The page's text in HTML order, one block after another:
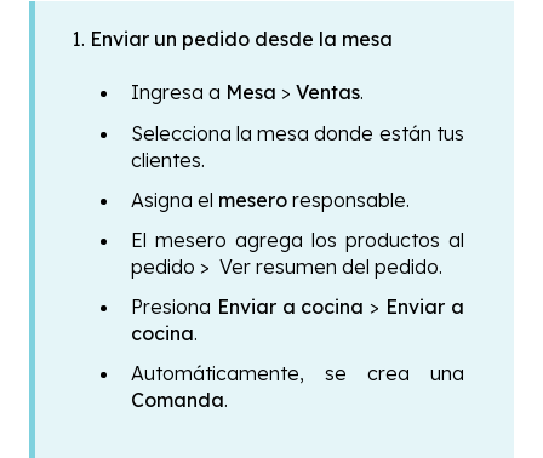
1. Enviar un pedido desde la mesa
Ingresa a Mesa > Ventas.
Selecciona la mesa donde están tus
clientes.
Asigna el mesero responsable.
El mesero agrega los productos al
pedido > Ver resumen del pedido.
Presiona Enviar a cocina > Enviar a
cocina.
Automáticamente, se crea una
Comanda.